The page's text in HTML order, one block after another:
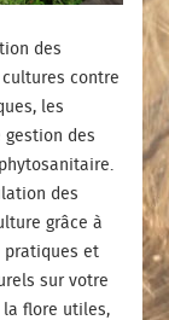
des
contre
les
gestion des
des
grâce à
pratiques et
sur votre
flore utiles,